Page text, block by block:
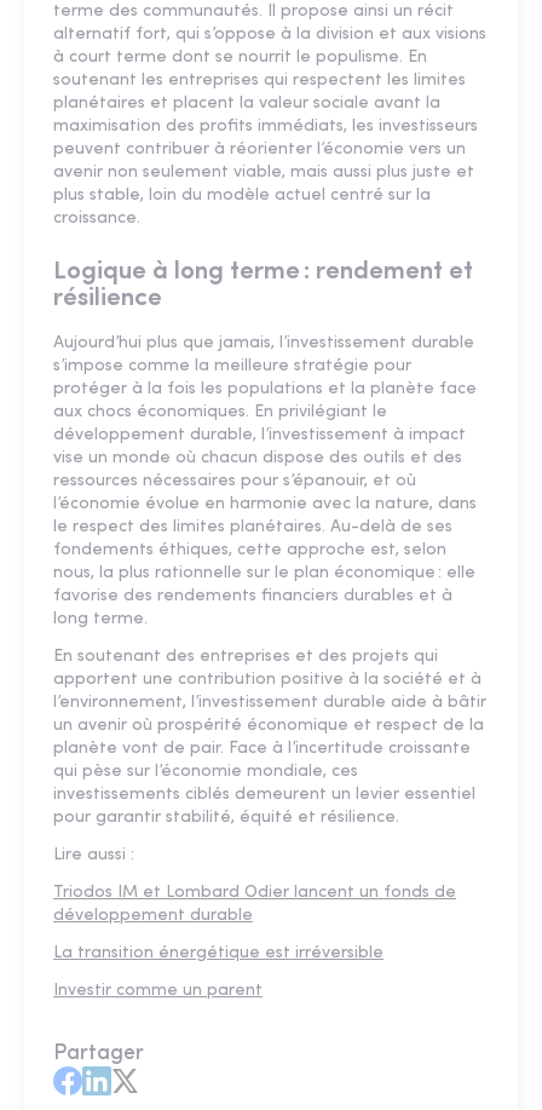
terme des communautés. Il propose ainsi un récit
alternatif fort, qui s’oppose à la division et aux visions
à court terme dont se nourrit le populisme. En
soutenant les entreprises qui respectent les limites
planétaires et placent la valeur sociale avant la
maximisation des profits immédiats, les investisseurs
peuvent contribuer à réorienter l’économie vers un
avenir non seulement viable, mais aussi plus juste et
plus stable, loin du modèle actuel centré sur la
croissance.
Logique à long terme : rendement et
résilience
Aujourd’hui plus que jamais, l’investissement durable
s’impose comme la meilleure stratégie pour
protéger à la fois les populations et la planète face
aux chocs économiques. En privilégiant le
développement durable, l’investissement à impact
vise un monde où chacun dispose des outils et des
ressources nécessaires pour s’épanouir, et où
l’économie évolue en harmonie avec la nature, dans
le respect des limites planétaires. Au-delà de ses
fondements éthiques, cette approche est, selon
nous, la plus rationnelle sur le plan économique : elle
favorise des rendements financiers durables et à
long terme.
En soutenant des entreprises et des projets qui
apportent une contribution positive à la société et à
l’environnement, l’investissement durable aide à bâtir
un avenir où prospérité économique et respect de la
planète vont de pair. Face à l’incertitude croissante
qui pèse sur l’économie mondiale, ces
investissements ciblés demeurent un levier essentiel
pour garantir stabilité, équité et résilience.
Lire aussi :
Triodos IM et Lombard Odier lancent un fonds de
développement durable
La transition énergétique est irréversible
Investir comme un parent
Partager